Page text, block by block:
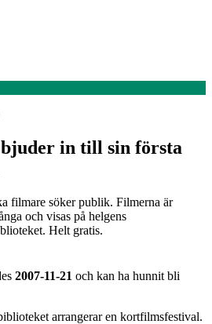
in till sin första
filmare söker publik. Filmerna är
och visas på helgens
Helt gratis.
2007-11-21 och kan ha hunnit bli
arrangerar en kortfilmsfestival.